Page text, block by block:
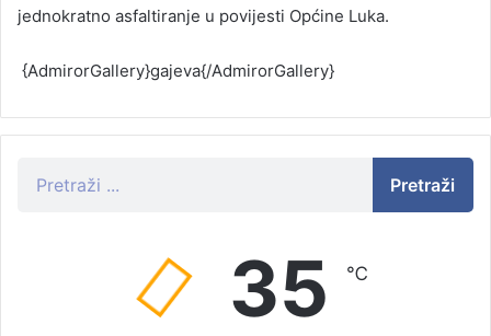
jednokratno asfaltiranje u povijesti Općine Luka.
{AdmirorGallery}gajeva{/AdmirorGallery}
Pretraži
35 ℃